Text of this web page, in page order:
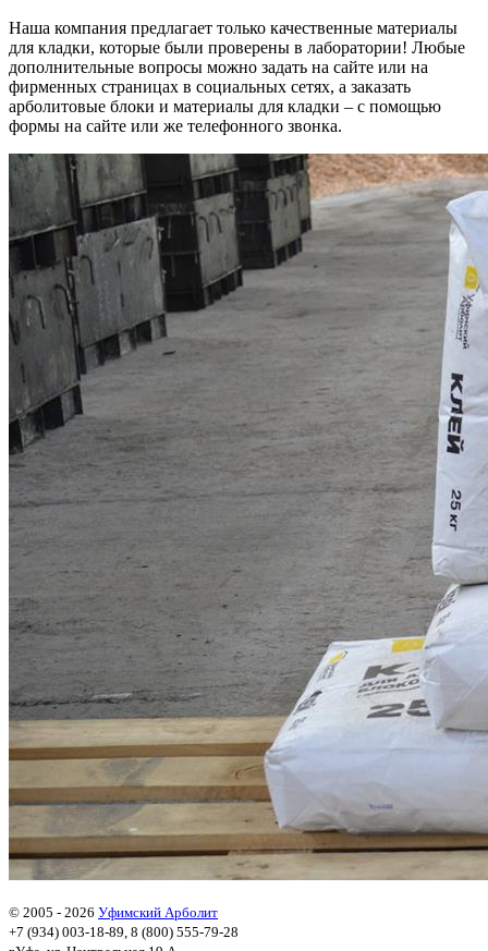
Наша компания предлагает только качественные материалы
для кладки, которые были проверены в лаборатории! Любые
дополнительные вопросы можно задать на сайте или на
фирменных страницах в социальных сетях, а заказать
арболитовые блоки и материалы для кладки – с помощью
формы на сайте или же телефонного звонка.
© 2005 - 2026 Уфимский Арболит
+7 (934) 003-18-89, 8 (800) 555-79-28